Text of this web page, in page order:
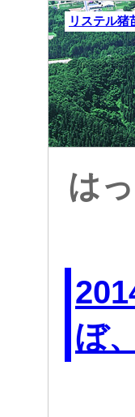
リステル
は
ぼ